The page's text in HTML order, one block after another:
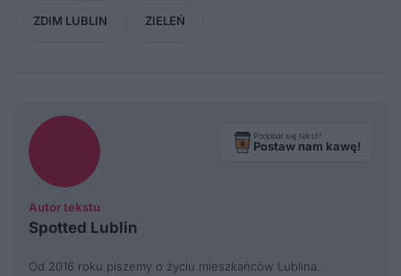
ZDIM LUBLIN ZIELEŃ
Autor tekstu
Spotted Lublin
Podobał się tekst?
Postaw nam kawę!
Od 2016 roku piszemy o życiu mieszkańców Lublina.